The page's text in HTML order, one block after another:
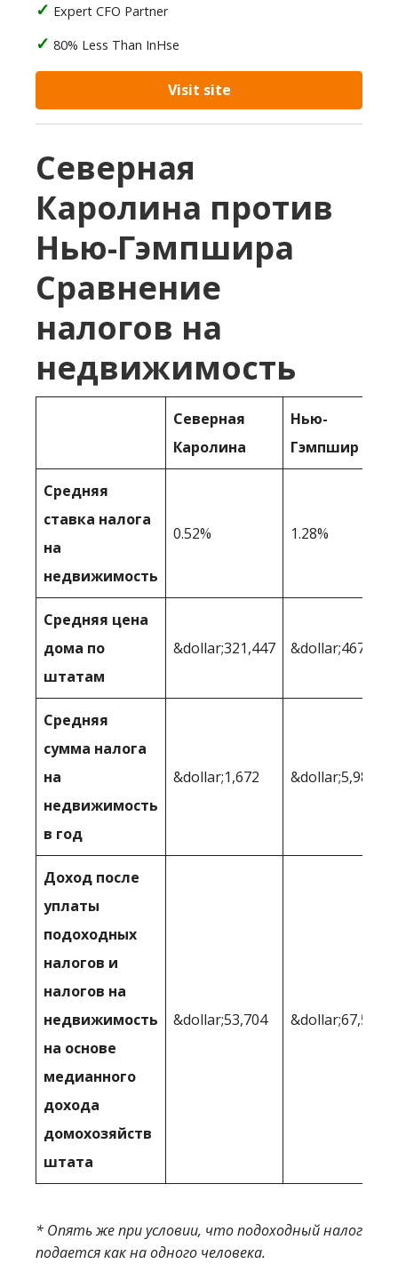
Expert CFO Partner
80% Less Than InHse
Visit site
Северная
Каролина против
Нью-Гэмпшира
Сравнение
налогов на
недвижимость
Северная
Каролина
Нью-
Гэмпшир
Средняя
ставка налога
на
недвижимость
0.52% 1.28%
Средняя цена
дома по
штатам
&dollar;321,447 &dollar;467,775
Средняя
сумма налога
на
недвижимость
в год
&dollar;1,672 &dollar;5,988
Доход после
уплаты
подоходных
налогов и
налогов на
недвижимость
на основе
медианного
дохода
домохозяйств
штата
&dollar;53,704 &dollar;67,521
* Опять же при условии, что подоходный налог
подается как на одного человека.